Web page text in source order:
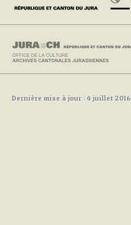
Dernière mise à jour : 4 juillet 2016